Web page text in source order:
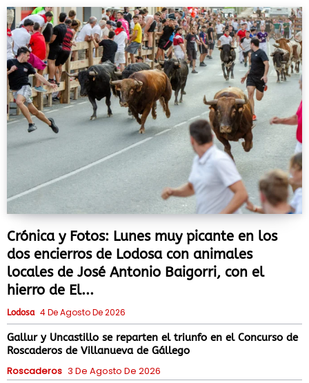
Crónica y Fotos: Lunes muy picante en los
dos encierros de Lodosa con animales
locales de José Antonio Baigorri, con el
hierro de El...
Lodosa 4 De Agosto De 2026
Gallur y Uncastillo se reparten el triunfo en el Concurso de
Roscaderos de Villanueva de Gállego
Roscaderos 3 De Agosto De 2026